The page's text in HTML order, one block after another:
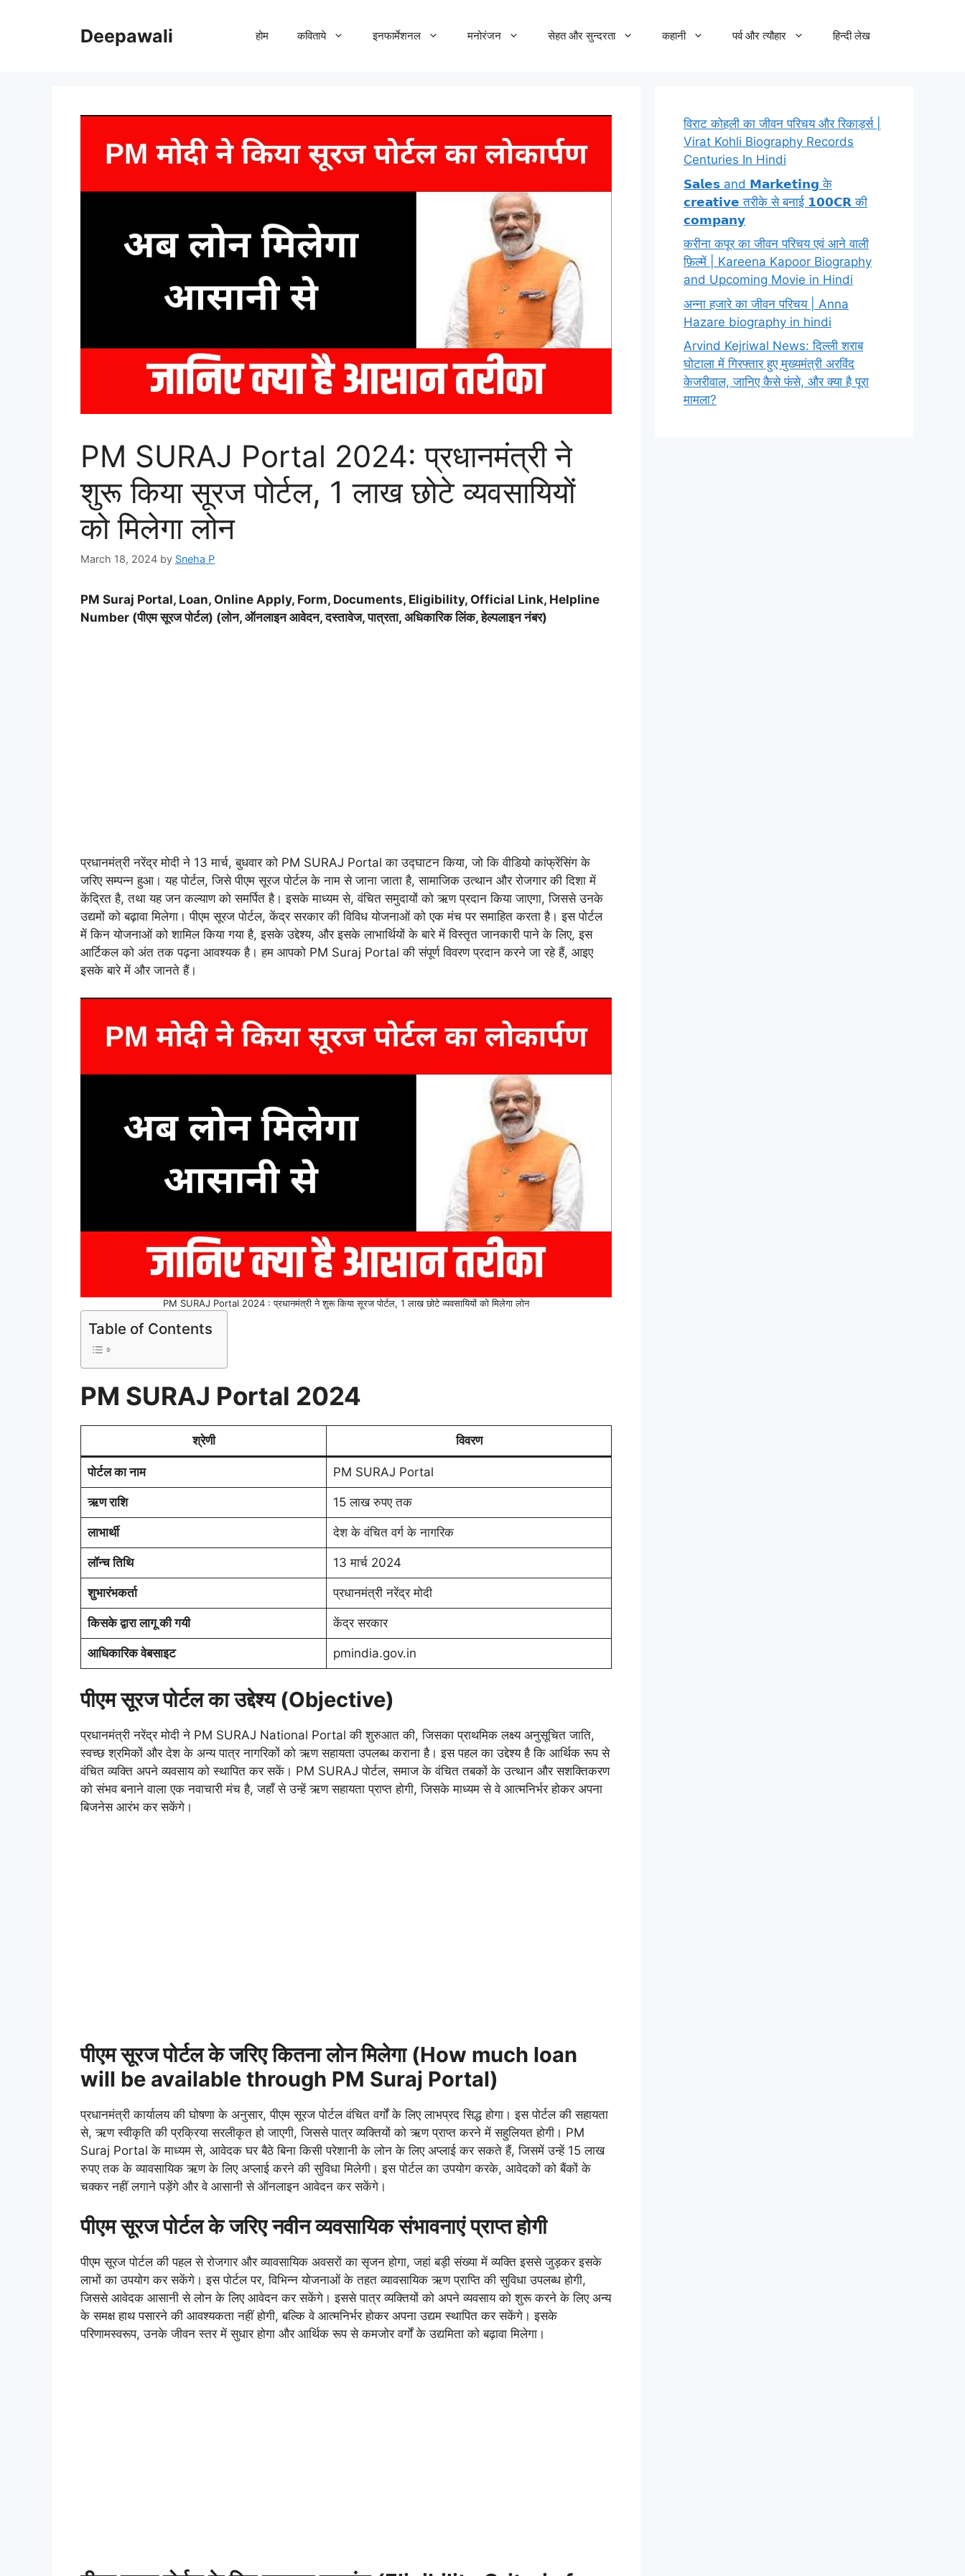
Deepawali होम कविताये इनफार्मेशनल मनोरंजन सेहत और सुन्दरता कहानी पर्व और त्यौहार हिन्दी लेख
PM SURAJ Portal 2024: प्रधानमंत्री ने
शुरू किया सूरज पोर्टल, 1 लाख छोटे व्यवसायियों
को मिलेगा लोन
March 18, 2024 by Sneha P
PM Suraj Portal, Loan, Online Apply, Form, Documents, Eligibility, Official Link, Helpline
Number (पीएम सूरज पोर्टल) (लोन, ऑनलाइन आवेदन, दस्तावेज, पात्रता, अधिकारिक लिंक, हेल्पलाइन नंबर)
प्रधानमंत्री नरेंद्र मोदी ने 13 मार्च, बुधवार को PM SURAJ Portal का उद्घाटन किया, जो कि वीडियो कांफ्रेंसिंग के
जरिए सम्पन्न हुआ। यह पोर्टल, जिसे पीएम सूरज पोर्टल के नाम से जाना जाता है, सामाजिक उत्थान और रोजगार की दिशा में
केंद्रित है, तथा यह जन कल्याण को समर्पित है। इसके माध्यम से, वंचित समुदायों को ऋण प्रदान किया जाएगा, जिससे उनके
उद्यमों को बढ़ावा मिलेगा। पीएम सूरज पोर्टल, केंद्र सरकार की विविध योजनाओं को एक मंच पर समाहित करता है। इस पोर्टल
में किन योजनाओं को शामिल किया गया है, इसके उद्देश्य, और इसके लाभार्थियों के बारे में विस्तृत जानकारी पाने के लिए, इस
आर्टिकल को अंत तक पढ़ना आवश्यक है। हम आपको PM Suraj Portal की संपूर्ण विवरण प्रदान करने जा रहे हैं, आइए
इसके बारे में और जानते हैं।
PM SURAJ Portal 2024 : प्रधानमंत्री ने शुरू किया सूरज पोर्टल, 1 लाख छोटे व्यवसायियों को मिलेगा लोन
Table of Contents
PM SURAJ Portal 2024
श्रेणी विवरण
पोर्टल का नाम PM SURAJ Portal
ऋण राशि 15 लाख रुपए तक
लाभार्थी देश के वंचित वर्ग के नागरिक
लॉन्च तिथि 13 मार्च 2024
शुभारंभकर्ता प्रधानमंत्री नरेंद्र मोदी
किसके द्वारा लागू की गयी केंद्र सरकार
आधिकारिक वेबसाइट pmindia.gov.in
पीएम सूरज पोर्टल का उद्देश्य (Objective)
प्रधानमंत्री नरेंद्र मोदी ने PM SURAJ National Portal की शुरुआत की, जिसका प्राथमिक लक्ष्य अनुसूचित जाति,
स्वच्छ श्रमिकों और देश के अन्य पात्र नागरिकों को ऋण सहायता उपलब्ध कराना है। इस पहल का उद्देश्य है कि आर्थिक रूप से
वंचित व्यक्ति अपने व्यवसाय को स्थापित कर सकें। PM SURAJ पोर्टल, समाज के वंचित तबकों के उत्थान और सशक्तिकरण
को संभव बनाने वाला एक नवाचारी मंच है, जहाँ से उन्हें ऋण सहायता प्राप्त होगी, जिसके माध्यम से वे आत्मनिर्भर होकर अपना
बिजनेस आरंभ कर सकेंगे।
पीएम सूरज पोर्टल के जरिए कितना लोन मिलेगा (How much loan
will be available through PM Suraj Portal)
प्रधानमंत्री कार्यालय की घोषणा के अनुसार, पीएम सूरज पोर्टल वंचित वर्गों के लिए लाभप्रद सिद्ध होगा। इस पोर्टल की सहायता
से, ऋण स्वीकृति की प्रक्रिया सरलीकृत हो जाएगी, जिससे पात्र व्यक्तियों को ऋण प्राप्त करने में सहुलियत होगी। PM
Suraj Portal के माध्यम से, आवेदक घर बैठे बिना किसी परेशानी के लोन के लिए अप्लाई कर सकते हैं, जिसमें उन्हें 15 लाख
रुपए तक के व्यावसायिक ऋण के लिए अप्लाई करने की सुविधा मिलेगी। इस पोर्टल का उपयोग करके, आवेदकों को बैंकों के
चक्कर नहीं लगाने पड़ेंगे और वे आसानी से ऑनलाइन आवेदन कर सकेंगे।
पीएम सूरज पोर्टल के जरिए नवीन व्यवसायिक संभावनाएं प्राप्त होगी
पीएम सूरज पोर्टल की पहल से रोजगार और व्यावसायिक अवसरों का सृजन होगा, जहां बड़ी संख्या में व्यक्ति इससे जुड़कर इसके
लाभों का उपयोग कर सकेंगे। इस पोर्टल पर, विभिन्न योजनाओं के तहत व्यावसायिक ऋण प्राप्ति की सुविधा उपलब्ध होगी,
जिससे आवेदक आसानी से लोन के लिए आवेदन कर सकेंगे। इससे पात्र व्यक्तियों को अपने व्यवसाय को शुरू करने के लिए अन्य
के समक्ष हाथ पसारने की आवश्यकता नहीं होगी, बल्कि वे आत्मनिर्भर होकर अपना उद्यम स्थापित कर सकेंगे। इसके
परिणामस्वरूप, उनके जीवन स्तर में सुधार होगा और आर्थिक रूप से कमजोर वर्गों के उद्यमिता को बढ़ावा मिलेगा।
विराट कोहली का जीवन परिचय और रिकार्ड्स |
Virat Kohli Biography Records
Centuries In Hindi
𝗦𝗮𝗹𝗲𝘀 and 𝗠𝗮𝗿𝗸𝗲𝘁𝗶𝗻𝗴 के
𝗰𝗿𝗲𝗮𝘁𝗶𝘃𝗲 तरीके से बनाई 𝟭𝟬𝟬𝗖𝗥 की
𝗰𝗼𝗺𝗽𝗮𝗻𝘆
करीना कपूर का जीवन परिचय एवं आने वाली
फ़िल्में | Kareena Kapoor Biography
and Upcoming Movie in Hindi
अन्ना हजारे का जीवन परिचय | Anna
Hazare biography in hindi
Arvind Kejriwal News: दिल्ली शराब
घोटाला में गिरफ्तार हुए मुख्यमंत्री अरविंद
केजरीवाल, जानिए कैसे फंसे, और क्या है पूरा
मामला?